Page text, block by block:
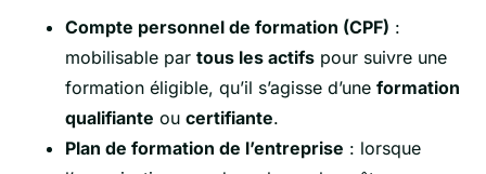
Compte personnel de formation (CPF) :
mobilisable par tous les actifs pour suivre une
formation éligible, qu’il s’agisse d’une formation
qualifiante ou certifiante.
Plan de formation de l’entreprise : lorsque